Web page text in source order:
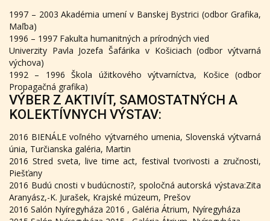
1997 – 2003 Akadémia umení v Banskej Bystrici (odbor Grafika,
Maľba)
1996 – 1997 Fakulta humanitných a prírodných vied
Univerzity Pavla Jozefa Šafárika v Košiciach (odbor výtvarná
výchova)
1992 – 1996 Škola úžitkového výtvarníctva, Košice (odbor
Propagačná grafika)
VÝBER Z AKTIVÍT, SAMOSTATNÝCH A
KOLEKTÍVNYCH VÝSTAV:
2016 BIENÁLE voľného výtvarného umenia, Slovenská výtvarná
únia, Turčianska galéria, Martin
2016 Stred sveta, live time act, festival tvorivosti a zručnosti,
Piešťany
2016 Budú cnosti v budúcnosti?, spoločná autorská výstava:Zita
Aranyász,-K. Jurašek, Krajské múzeum, Prešov
2016 Salón Nyíregyháza 2016 , Galéria Átrium, Nyíregyháza